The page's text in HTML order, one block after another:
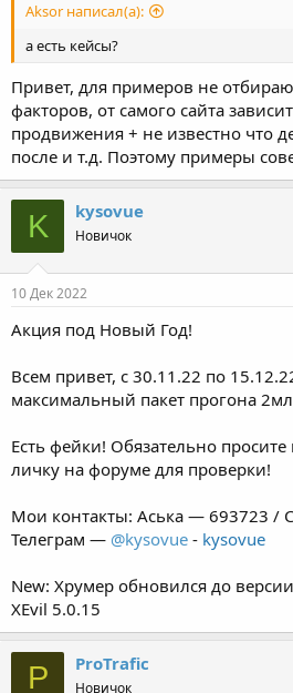
Aksor написал(а):
а есть кейсы?
Привет, для примеров не
факторов, от самого сайта
продвижения + не известно что
после и т.д. Поэтому примеры
K kysovue
Новичок
10 Дек 2022
Акция под Новый Год!
Всем привет, с 30.11.22 по
максимальный пакет прогона
Есть фейки! Обязательно
личку на форуме для проверки!
Мои контакты: Аська — 693723 /
Телеграм — @kysovue - kysovue
New: Хрумер обновился до
XEvil 5.0.15
P ProTrafic
Новичок